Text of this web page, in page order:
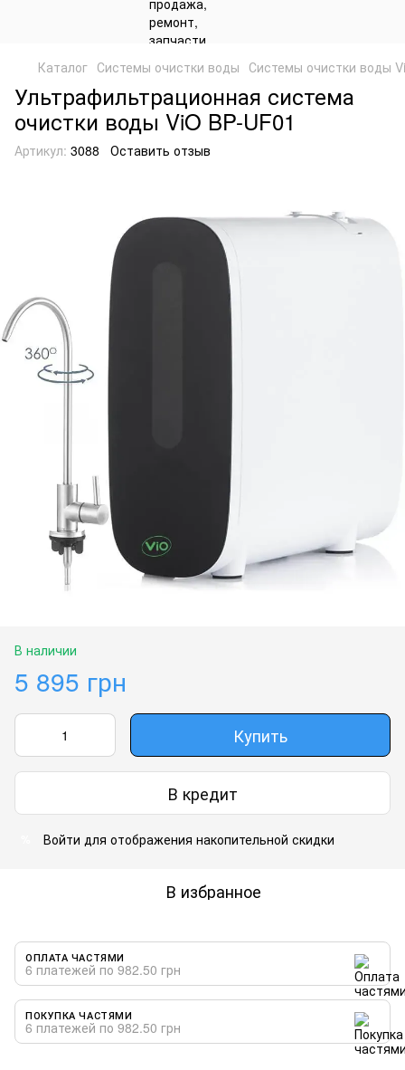
Каталог Системы очистки воды Системы очистки воды
Ультрафильтрационная система
очистки воды ViO BP-UF01
Артикул: 3088 Оставить отзыв
В наличии
5 895 грн
Купить
В кредит
Войти для отображения накопительной скидки
В избранное
ОПЛАТА ЧАСТЯМИ
6 платежей по 982.50 грн
ПОКУПКА ЧАСТЯМИ
6 платежей по 982.50 грн